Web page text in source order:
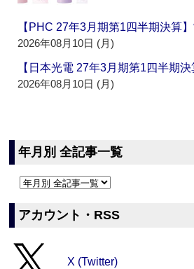
【PHC 27年3月期第1四半期決算
2026年08月10日 (月)
【日本光電 27年3月期第1四半期
2026年08月10日 (月)
年月別 全記事一覧
アカウント・RSS
X (Twitter)